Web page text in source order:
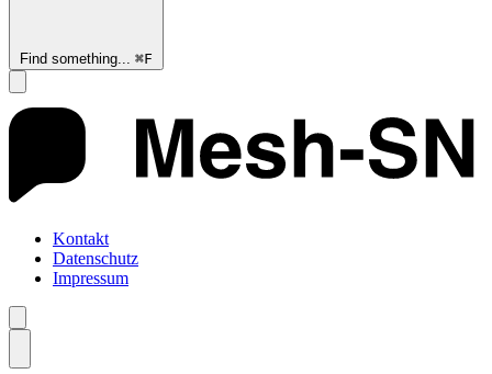
Find something... ⌘F
Kontakt
Datenschutz
Impressum